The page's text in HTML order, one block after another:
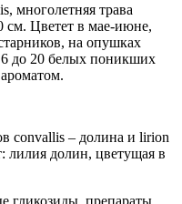
многолетняя трава
см. Цветет в мае-июне,
на опушках
6 до 20 белых поникших
convallis – долина и lirion
лилия долин, цветущая в
гликозиды, препараты